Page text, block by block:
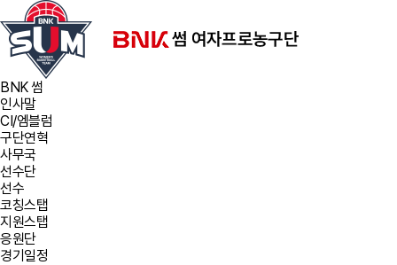
BNK 썸
인사말
CI/엠블럼
구단연혁
사무국
선수단
선수
코칭스탭
지원스탭
응원단
경기일정